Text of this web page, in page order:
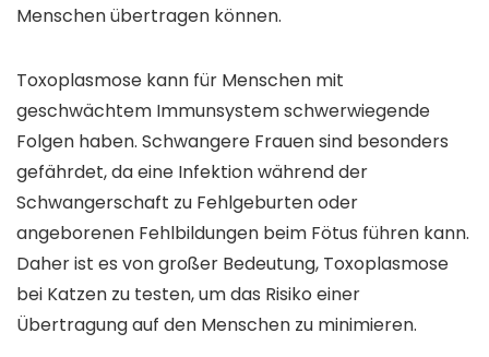
Menschen übertragen können.
Toxoplasmose kann für Menschen mit
geschwächtem Immunsystem schwerwiegende
Folgen haben. Schwangere Frauen sind besonders
gefährdet, da eine Infektion während der
Schwangerschaft zu Fehlgeburten oder
angeborenen Fehlbildungen beim Fötus führen kann.
Daher ist es von großer Bedeutung, Toxoplasmose
bei Katzen zu testen, um das Risiko einer
Übertragung auf den Menschen zu minimieren.